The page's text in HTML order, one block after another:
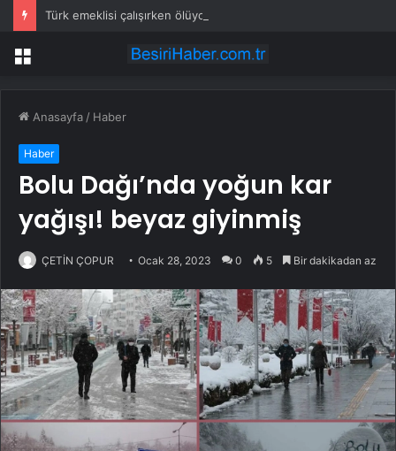
Türk emeklisi çalışırken ölüyor
Menü
Anasayfa / Haber
Haber
Bolu Dağı’nda yoğun kar
yağışı! beyaz giyinmiş
ÇETİN ÇOPUR Ocak 28, 2023 0 5 Bir dakikadan az